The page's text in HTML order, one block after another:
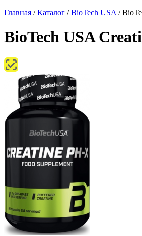
Главная /Каталог /BioTech USA /
BioTech USA